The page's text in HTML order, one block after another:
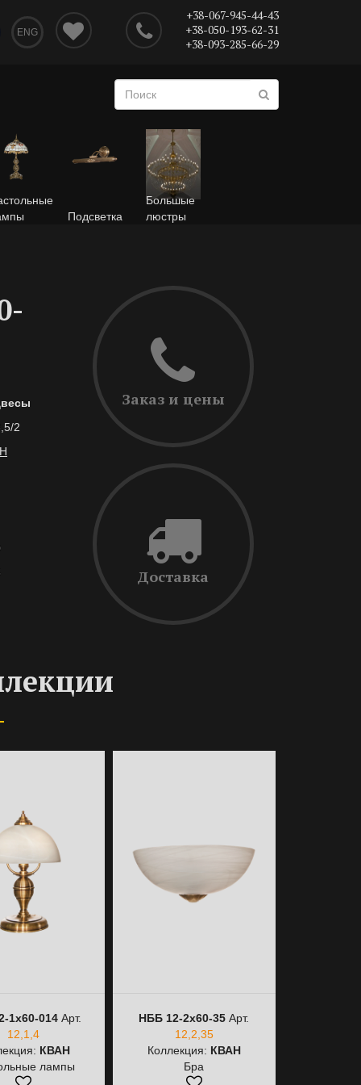
ENG
+38-067-945-44-43
+38-050-193-62-31
+38-093-285-66-29
Подсветка
Большые
люстры
2
Заказ и цены
Доставка
1х60-014 Арт.
12,1,4
КВАН
лампы
НББ 12-2х60-35 Арт.
12,2,35
Коллекция: КВАН
Бра